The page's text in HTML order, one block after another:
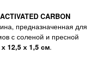
CARBON
предназначенная для
с соленой и пресной
12,5 х 1,5 см.